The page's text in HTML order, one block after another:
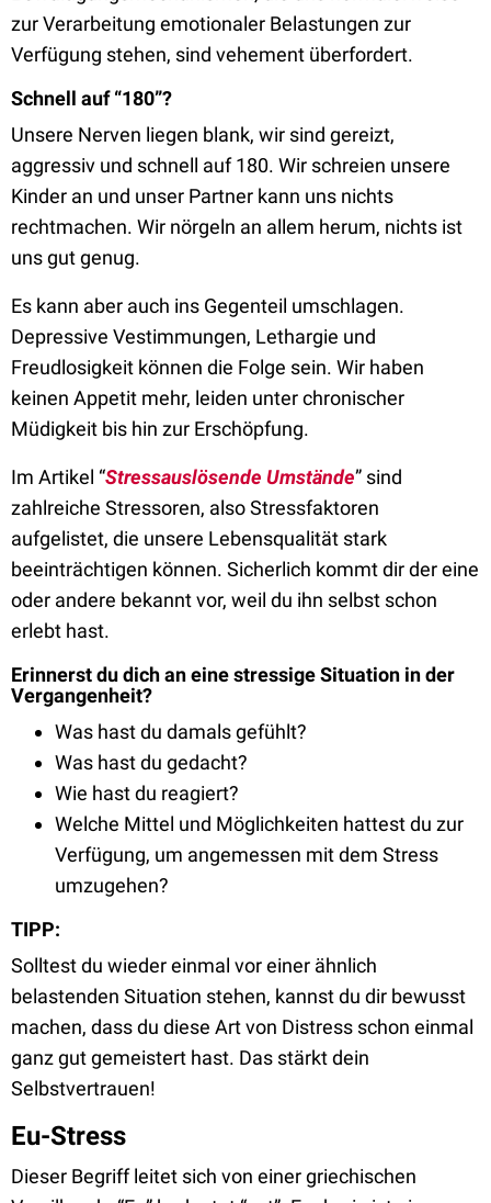
zur Verarbeitung emotionaler Belastungen zur
Verfügung stehen, sind vehement überfordert.
Schnell auf “180”?
Unsere Nerven liegen blank, wir sind gereizt,
aggressiv und schnell auf 180. Wir schreien unsere
Kinder an und unser Partner kann uns nichts
rechtmachen. Wir nörgeln an allem herum, nichts ist
uns gut genug.
Es kann aber auch ins Gegenteil umschlagen.
Depressive Vestimmungen, Lethargie und
Freudlosigkeit können die Folge sein. Wir haben
keinen Appetit mehr, leiden unter chronischer
Müdigkeit bis hin zur Erschöpfung.
Im Artikel “Stressauslösende Umstände” sind
zahlreiche Stressoren, also Stressfaktoren
aufgelistet, die unsere Lebensqualität stark
beeinträchtigen können. Sicherlich kommt dir der eine
oder andere bekannt vor, weil du ihn selbst schon
erlebt hast.
Erinnerst du dich an eine stressige Situation in der
Vergangenheit?
Was hast du damals gefühlt?
Was hast du gedacht?
Wie hast du reagiert?
Welche Mittel und Möglichkeiten hattest du zur
Verfügung, um angemessen mit dem Stress
umzugehen?
TIPP:
Solltest du wieder einmal vor einer ähnlich
belastenden Situation stehen, kannst du dir bewusst
machen, dass du diese Art von Distress schon einmal
ganz gut gemeistert hast. Das stärkt dein
Selbstvertrauen!
Eu-Stress
Dieser Begriff leitet sich von einer griechischen